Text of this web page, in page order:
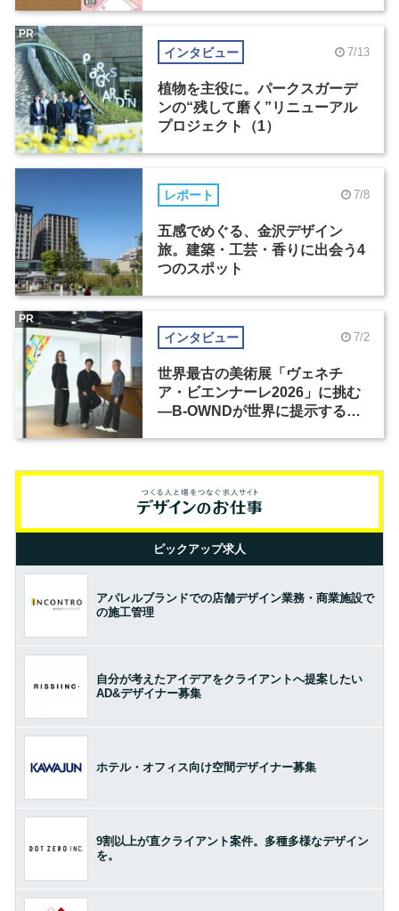
インタビュー 7/13
植物を主役に。パークスガーデ
ンの“残して磨く”リニューアル
プロジェクト（1）
PR
レポート 7/8
五感でめぐる、金沢デザイン
旅。建築・工芸・香りに出会う4
つのスポット
インタビュー 7/2
世界最古の美術展「ヴェネチ
ア・ビエンナーレ2026」に挑む
―B-OWNDが世界に提示する美
PR
ピックアップ求人
アパレルブランドでの店舗デザイン業務・商業施設で
の施工管理
自分が考えたアイデアをクライアントへ提案したい
AD&デザイナー募集
ホテル・オフィス向け空間デザイナー募集
9割以上が直クライアント案件。多種多様なデザイン
を。